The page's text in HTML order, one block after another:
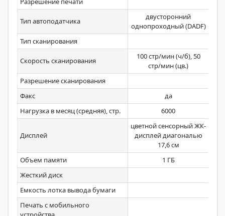
Тип автоподатчика
двусторонний
однопроходный (DADF)
Тип сканирования
Скорость сканирования
100 стр/мин (ч/б), 50
стр/мин (цв.)
Разрешение сканирования
Факс
да
Нагрузка в месяц (средняя), стр.
6000
Дисплей
цветной сенсорный ЖК-
дисплей диагональю
17,6 см
Объем памяти
1 ГБ
Жесткий диск
Емкость лотка вывода бумаги
Печать с мобильного